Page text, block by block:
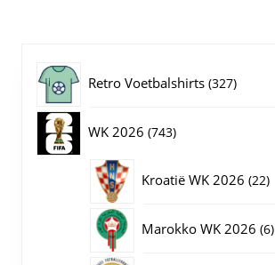
Retro Voetbalshirts 327327
WK 2026 743743
Kroatië WK 2026 2222
Marokko WK 2026 66